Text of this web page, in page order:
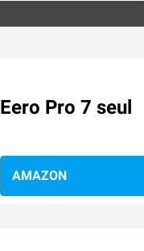
Eero Pro 7 seul
AMAZON